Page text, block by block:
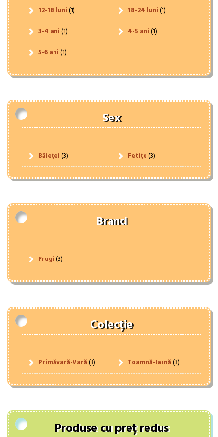
12-18 luni(1) 18-24 luni(1)
3-4 ani(1) 4-5 ani(1)
5-6 ani(1)
Sex
Băieței(3) Fetițe(3)
Brand
Frugi(3)
Colecție
Primăvară-Vară(3) Toamnă-Iarnă(3)
Produse cu preț redus